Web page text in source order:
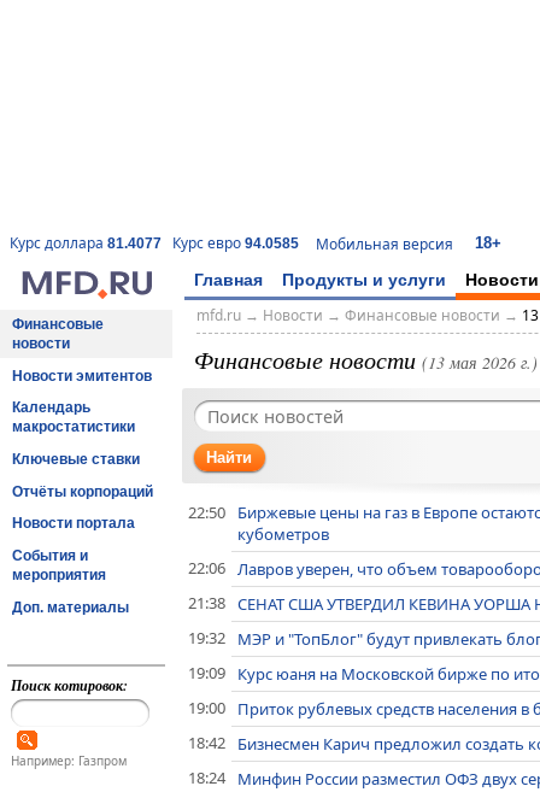
Курс доллара 81.4077 Курс евро 94.0585 Мобильная версия 18+
Главная Продукты и услуги Новости
Финансовые
новости
Новости эмитентов
Календарь
макростатистики
Ключевые ставки
Отчёты корпораций
Новости портала
События и
мероприятия
Доп. материалы
Поиск котировок:
Например: Газпром
mfd.ru→ Новости → Финансовые новости →
Финансовые новости (13 мая 2026 г.)
Найти
22:50
Биржевые цены на газ в Европе
кубометров
22:06 Лавров уверен, что объем
21:38 СЕНАТ США УТВЕРДИЛ КЕВИНА
19:32
МЭР и "ТопБлог" будут привлекать
19:09
Курс юаня на Московской бирже по
19:00
Приток рублевых средств населения
18:42
Бизнесмен Карич предложил создать
18:24
Минфин России разместил ОФЗ двух